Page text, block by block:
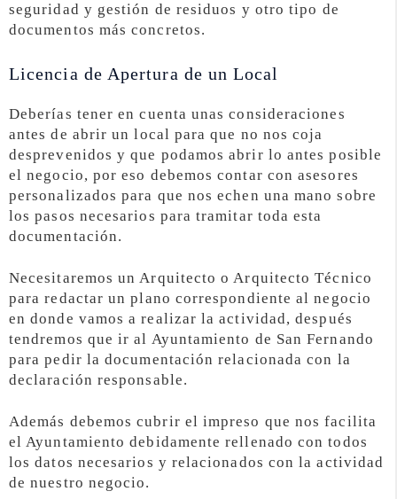
seguridad y gestión de residuos y otro tipo de
documentos más concretos.
Licencia de Apertura de un Local
Deberías tener en cuenta unas consideraciones
antes de abrir un local para que no nos coja
desprevenidos y que podamos abrir lo antes posible
el negocio, por eso debemos contar con asesores
personalizados para que nos echen una mano sobre
los pasos necesarios para tramitar toda esta
documentación.
Necesitaremos un Arquitecto o Arquitecto Técnico
para redactar un plano correspondiente al negocio
en donde vamos a realizar la actividad, después
tendremos que ir al Ayuntamiento de San Fernando
para pedir la documentación relacionada con la
declaración responsable.
Además debemos cubrir el impreso que nos facilita
el Ayuntamiento debidamente rellenado con todos
los datos necesarios y relacionados con la actividad
de nuestro negocio.